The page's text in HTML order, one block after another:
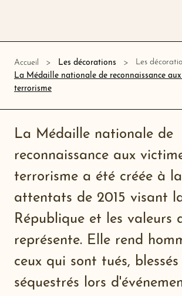
Accueil Les décorations
Les
La Médaille nationale de reconnaissance
terrorisme
La Médaille nationale de
reconnaissance aux
terrorisme a été créée à
attentats de 2015 visant
République et les valeurs
représente. Elle rend
ceux qui sont tués, blessés
séquestrés lors